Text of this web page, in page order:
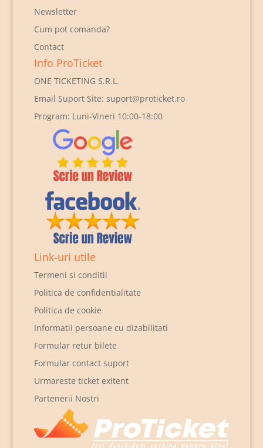
Newsletter
Cum pot comanda?
Contact
Info ProTicket
ONE TICKETING S.R.L.
Email Suport Site: suport@proticket.ro
Program: Luni-Vineri 10:00-18:00
Link-uri utile
Termeni si conditii
Politica de confidentialitate
Politica de cookie
Informatii persoane cu dizabilitati
Formular retur bilete
Formular contact suport
Urmareste ticket exitent
Partenerii Nostri